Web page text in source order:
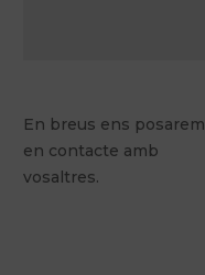
En breus ens posarem
en contacte amb
vosaltres.